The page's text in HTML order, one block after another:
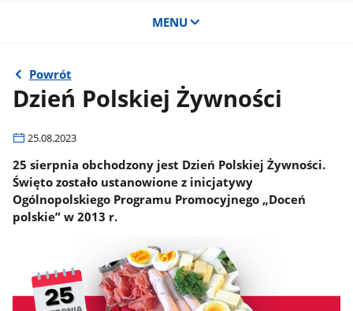
MENU
Powrót
Dzień Polskiej Żywności
25.08.2023
25 sierpnia obchodzony jest Dzień Polskiej Żywności.
Święto zostało ustanowione z inicjatywy
Ogólnopolskiego Programu Promocyjnego „Doceń
polskie” w 2013 r.